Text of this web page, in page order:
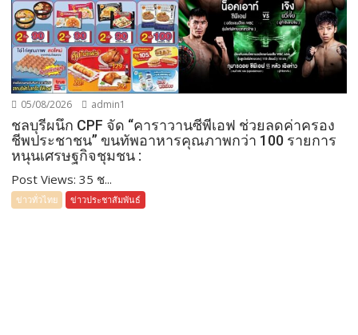
05/08/2026 admin1
ชลบุรีผนึก CPF จัด “คาราวานซีพีเอฟ ช่วยลดค่าครอง
ชีพประชาชน” ขนทัพอาหารคุณภาพกว่า 100 รายการ
หนุนเศรษฐกิจชุมชน :
Post Views: 35 ช...
ข่าวทั่วไทย ข่าวประชาสัมพันธ์